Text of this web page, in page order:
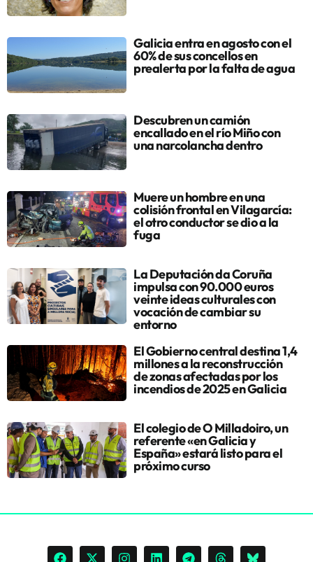
Galicia entra en agosto con el
60% de sus concellos en
prealerta por la falta de agua
Descubren un camión
encallado en el río Miño con
una narcolancha dentro
Muere un hombre en una
colisión frontal en Vilagarcía:
el otro conductor se dio a la
fuga
La Deputación da Coruña
impulsa con 90.000 euros
veinte ideas culturales con
vocación de cambiar su
entorno
El Gobierno central destina 1,4
millones a la reconstrucción
de zonas afectadas por los
incendios de 2025 en Galicia
El colegio de O Milladoiro, un
referente «en Galicia y
España» estará listo para el
próximo curso